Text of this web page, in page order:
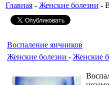
Главная - Женские болезни -
Воспаление яичников
Женские болезни - Женские